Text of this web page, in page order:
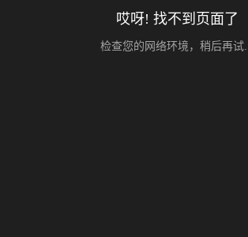
哎呀! 找不到页面了
检查您的网络环境，稍后再试...